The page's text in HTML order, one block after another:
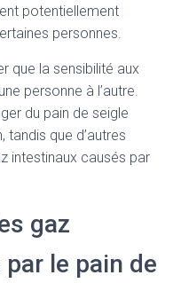
potentiellement
personnes.
que la sensibilité aux
personne à l’autre.
du pain de seigle
que d’autres
intestinaux causés par
gaz
le pain de